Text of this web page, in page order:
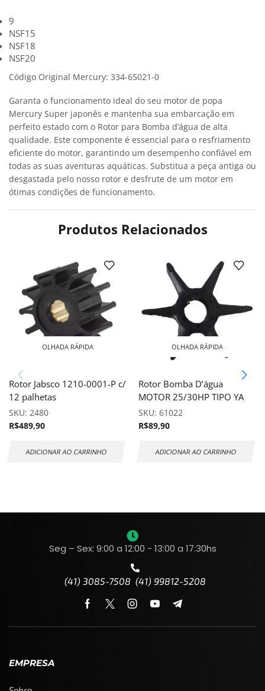
9
NSF15
NSF18
NSF20
Código Original Mercury: 334-65021-0
Garanta o funcionamento ideal do seu motor de popa
Mercury Super japonês e mantenha sua embarcação em
perfeito estado com o Rotor para Bomba d’água de alta
qualidade. Este componente é essencial para o resfriamento
eficiente do motor, garantindo um desempenho confiável em
todas as suas aventuras aquáticas. Substitua a peça antiga ou
desgastada pelo nosso rotor e desfrute de um motor em
ótimas condições de funcionamento.
Produtos Relacionados
OLHADA RÁPIDA
Rotor Jabsco 1210-0001-P c/
12 palhetas
SKU: 2480
R$489,90
ADICIONAR AO CARRINHO
OLHADA RÁPIDA
Rotor Bomba D’água
MOTOR 25/30HP TIPO YA
SKU: 61022
R$89,90
ADICIONAR AO CARRINHO
Seg – Sex: 9:00 a 12:00 - 13:00 a 17:30hs
(41) 3085-7508 (41) 99812-5208
EMPRESA